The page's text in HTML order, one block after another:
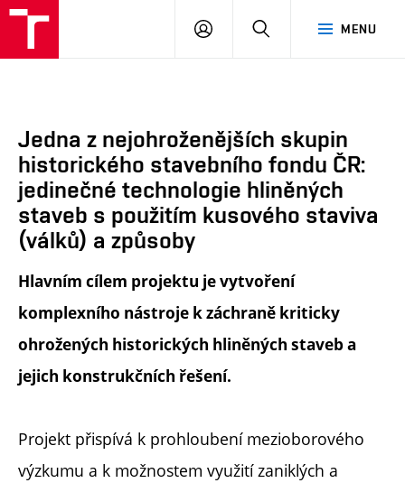
MENU
PŘIHLÁSIT
Jedna z nejohroženějších skupin
historického stavebního fondu ČR:
jedinečné technologie hliněných
staveb s použitím kusového staviva
(válků) a způsoby
Hlavním cílem projektu je vytvoření
komplexního nástroje k záchraně kriticky
ohrožených historických hliněných staveb a
jejich konstrukčních řešení.
Projekt přispívá k prohloubení mezioborového
výzkumu a k možnostem využití zaniklých a